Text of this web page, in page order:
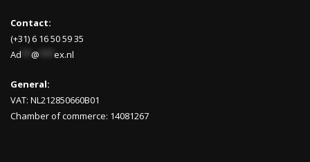
Contact:
(+31) 6 16 50 59 35
Ad
@ ex.nl
General:
VAT: NL212850660B01
Chamber of commerce: 14081267